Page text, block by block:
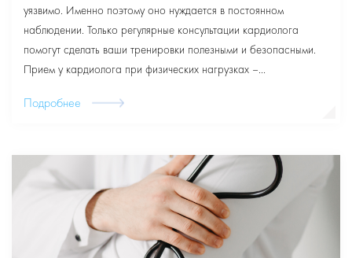
уязвимо. Именно поэтому оно нуждается в постоянном
наблюдении. Только регулярные консультации кардиолога
помогут сделать ваши тренировки полезными и безопасными.
Прием у кардиолога при физических нагрузках –…
Подробнее